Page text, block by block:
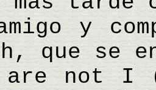
y
que se
are not I